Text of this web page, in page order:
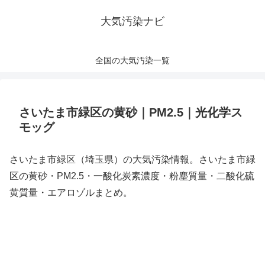
大気汚染ナビ
全国の大気汚染一覧
さいたま市緑区の黄砂｜PM2.5｜光化学ス
モッグ
さいたま市緑区（埼玉県）の大気汚染情報。さいたま市緑
区の黄砂・PM2.5・一酸化炭素濃度・粉塵質量・二酸化硫
黄質量・エアロゾルまとめ。